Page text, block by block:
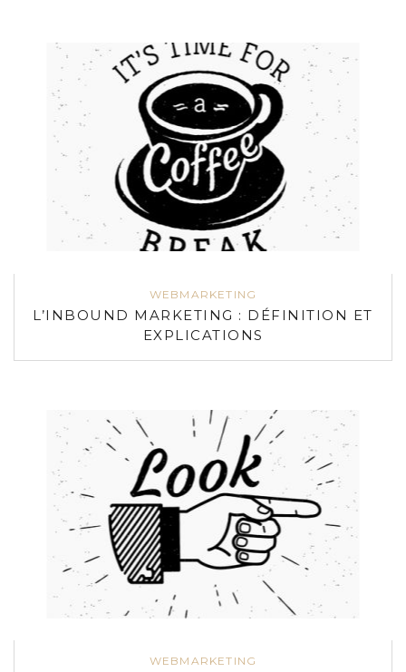
WEBMARKETING
L’INBOUND MARKETING : DÉFINITION ET
EXPLICATIONS
WEBMARKETING